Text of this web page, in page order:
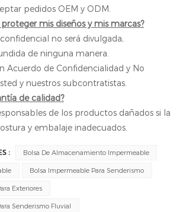
pedidos OEM y ODM.
mis diseños y mis marcas?
no será divulgada,
de ninguna manera.
Acuerdo de Confidencialidad y No
y nuestros subcontratistas.
de calidad?
de los productos dañados si la
y embalaje inadecuados.
: Bolsa De Almacenamiento Impermeable
Bolsa Impermeable Para Senderismo
Exteriores
Senderismo Fluvial